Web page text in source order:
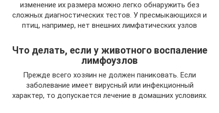
изменение их размера можно легко обнаружить без
сложных диагностических тестов. У пресмыкающихся и
птиц, например, нет внешних лимфатических узлов
Что делать, если у животного воспаление
лимфоузлов
Прежде всего хозяин не должен паниковать. Если
заболевание имеет вирусный или инфекционный
характер, то допускается лечение в домашних условиях.